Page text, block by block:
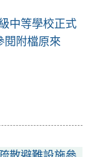
中等學校正式
閱附檔原來